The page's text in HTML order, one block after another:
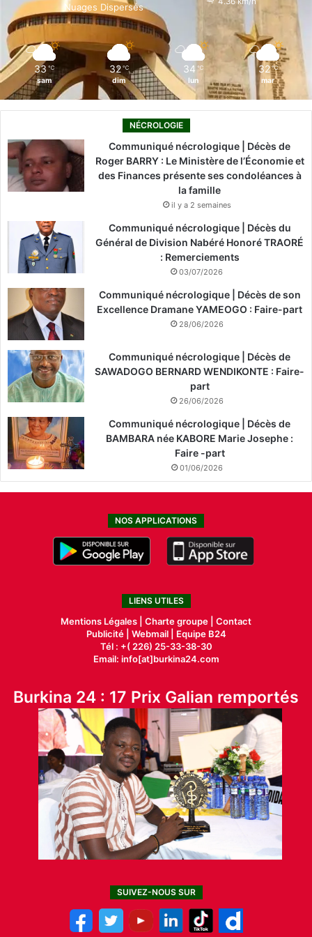
k
n
Nuages Dispersés
33 ℃
sam
32 ℃
dim
34 ℃
lun
32 ℃
mar
NÉCROLOGIE
Communiqué nécrologique | Décès de
Roger BARRY : Le Ministère de l’Économie et
des Finances présente ses condoléances à
la famille
il y a 2 semaines
Communiqué nécrologique | Décès du
Général de Division Nabéré Honoré TRAORÉ
: Remerciements
03/07/2026
Communiqué nécrologique | Décès de son
Excellence Dramane YAMEOGO : Faire-part
28/06/2026
Communiqué nécrologique | Décès de
SAWADOGO BERNARD WENDIKONTE : Faire-
part
26/06/2026
Communiqué nécrologique | Décès de
BAMBARA née KABORE Marie Josephe :
Faire -part
01/06/2026
NOS APPLICATIONS
LIENS UTILES
Mentions Légales | Charte groupe | Contact
Publicité| Webmail |
Equipe B24
Tél : +( 226) 25-33-38-30
Email: info[at]burkina24.com
Burkina 24 : 17 Prix Galian remportés
SUIVEZ-NOUS SUR